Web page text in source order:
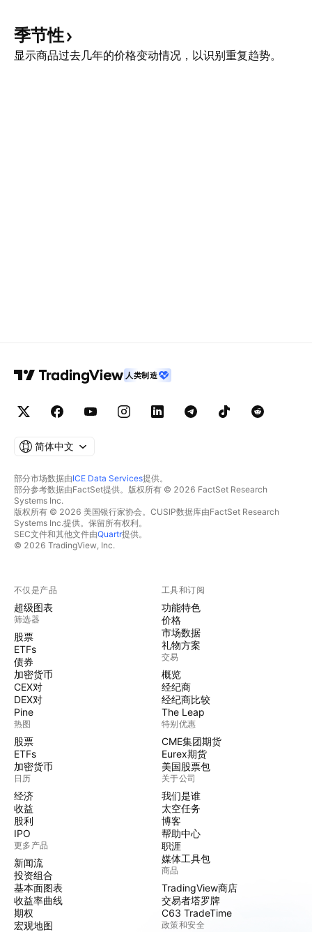
季节性
显示商品过去几年的价格变动情况，以识别重复趋势。
人类制造
简体中文
部分市场数据由ICE Data Services提供。
部分参考数据由FactSet提供。版权所有 © 2026 FactSet Research
Systems Inc.
版权所有 © 2026 美国银行家协会。CUSIP数据库由FactSet Research
Systems Inc.提供。保留所有权利。
SEC文件和其他文件由Quartr提供。
© 2026 TradingView, Inc.
不仅是产品
超级图表
筛选器
股票
ETFs
债券
加密货币
CEX对
DEX对
Pine
热图
股票
ETFs
加密货币
日历
经济
收益
股利
IPO
更多产品
新闻流
投资组合
基本面图表
收益率曲线
期权
宏观地图
工具和订阅
功能特色
价格
市场数据
礼物方案
交易
概览
经纪商
经纪商比较
The Leap
特别优惠
CME集团期货
Eurex期货
美国股票包
关于公司
我们是谁
太空任务
博客
帮助中心
职涯
媒体工具包
商品
TradingView商店
交易者塔罗牌
C63 TradeTime
政策和安全